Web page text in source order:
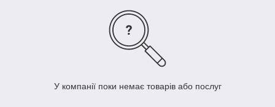
У компанії поки немає товарів або послуг